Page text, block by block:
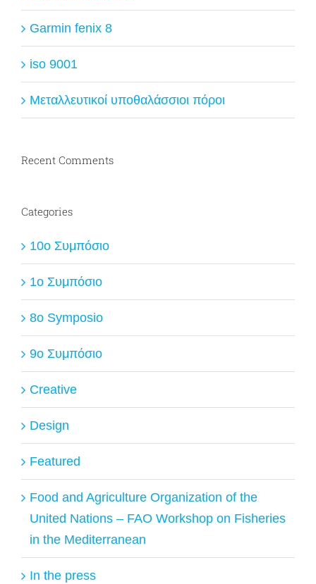
Garmin fenix 8
iso 9001
Μεταλλευτικοί υποθαλάσσιοι πόροι
Recent Comments
Categories
10ο Συμπόσιο
1ο Συμπόσιο
8o Symposio
9ο Συμπόσιο
Creative
Design
Featured
Food and Agriculture Organization of the
United Nations – FAO Workshop on Fisheries
in the Mediterranean
In the press